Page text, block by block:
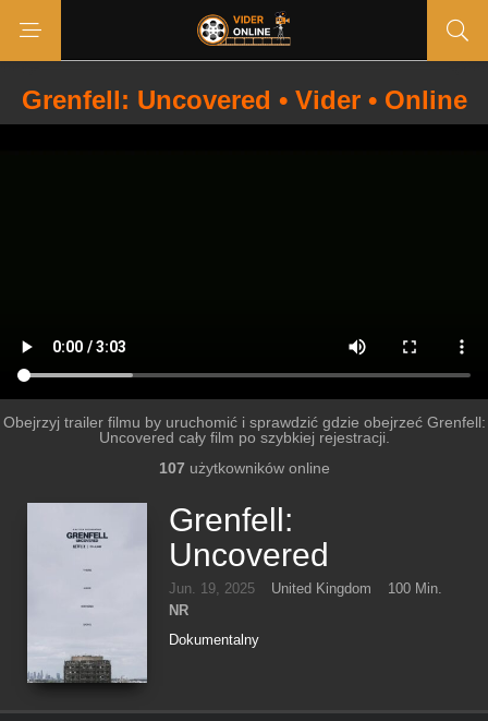
Grenfell: Uncovered • Vider • Online
Obejrzyj trailer filmu by uruchomić i sprawdzić gdzie obejrzeć Grenfell:
Uncovered cały film po szybkiej rejestracji.
107 użytkowników online
Grenfell:
Uncovered
Jun. 19, 2025 United Kingdom
100 Min.
NR
Dokumentalny